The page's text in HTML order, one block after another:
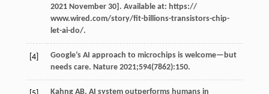
2021 November 30]. Available at: https://
www.wired.com/story/fit-billions-transistors-chip-
let-ai-do/.
[4]
Google’s AI approach to microchips is welcome—but
needs care. Nature 2021;594(7862):150.
Kahng AB. AI system outperforms humans in